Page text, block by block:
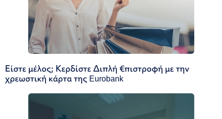
Είστε μέλος; Κερδίστε Διπλή €πιστροφή με την
χρεωστική κάρτα της Eurobank